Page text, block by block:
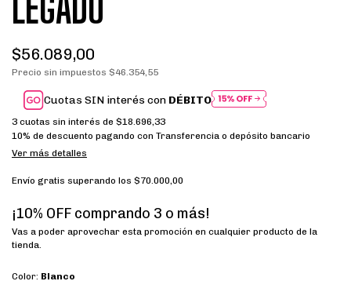
$56.089,00
Precio sin impuestos $46.354,55
Cuotas SIN interés con DÉBITO
3 cuotas sin interés de $18.696,33
10% de descuento pagando con Transferencia o depósito bancario
Ver más detalles
Envío gratis superando los $70.000,00
¡10% OFF comprando 3 o más!
Vas a poder aprovechar esta promoción en cualquier producto de la
tienda.
Color: Blanco